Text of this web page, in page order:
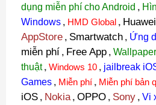
dụng miễn phí cho Android ,
Windows , HMD Global , Huawei
AppStore , Smartwatch , Ứng
miễn phí , Free App , Wallpaper
thuật , Windows 10 , jailbreak
Games , Miễn phí , Miễn phí bản
iOS , Nokia , OPPO , Sony , Vi